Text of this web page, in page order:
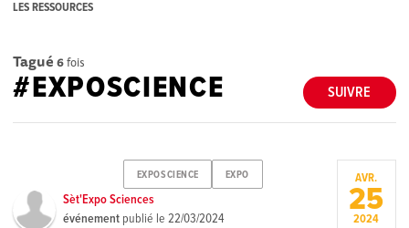
LES RESSOURCES
Tagué 6fois
SUIVRE
#EXPOSCIENCE
EXPOSCIENCE EXPO
Sèt'Expo Sciences
événement publié le22/03/2024
AVR.
25
2024